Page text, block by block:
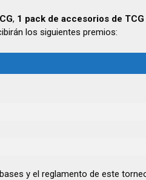
, 1 pack de accesorios de TCG
los siguientes premios:
y el reglamento de este